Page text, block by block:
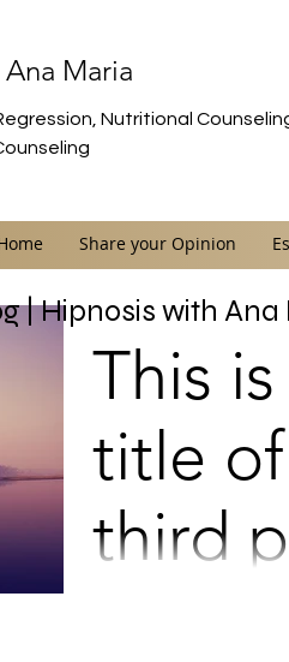
Maria
Nutritional
Share your Opinion
This
title
third
| Hipnosis with Ana